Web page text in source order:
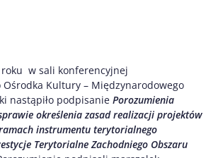
roku w sali konferencyjnej
Ośrodka Kultury – Międzynarodowego
nastąpiło podpisanie Porozumienia
określenia zasad realizacji projektów
instrumentu terytorialnego
Terytorialne Zachodniego Obszaru